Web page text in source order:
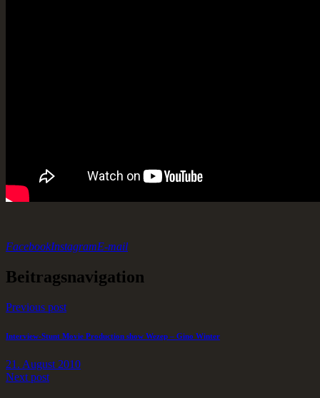
FacebookInstagramE-mail
Beitragsnavigation
Previous post
Interview-Stunt Movie Production show Wezep – Gino Winter
21. August 2010
Next post